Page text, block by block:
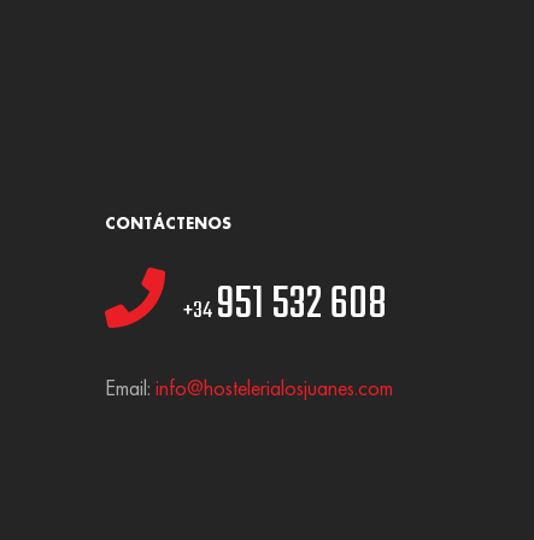
CONTÁCTENOS
+34951 532 608
Email: info@hostelerialosjuanes.com